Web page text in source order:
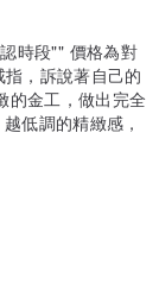
時段"" 價格為對
，訴說著自己的
的金工，做出完全
低調的精緻感，